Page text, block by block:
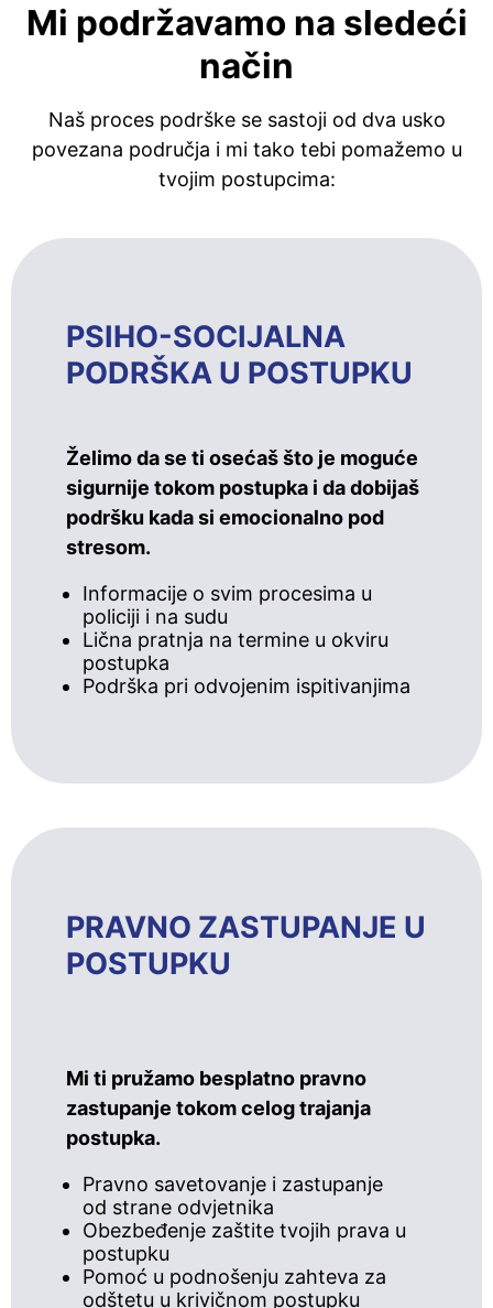
Mi podržavamo na sledeći
način
Naš proces podrške se sastoji od dva usko
povezana područja i mi tako tebi pomažemo u
tvojim postupcima:
PSIHO-SOCIJALNA
PODRŠKA U POSTUPKU
Želimo da se ti osećaš što je moguće
sigurnije tokom postupka i da dobijaš
podršku kada si emocionalno pod
stresom.
Informacije o svim procesima u
policiji i na sudu
Lična pratnja na termine u okviru
postupka
Podrška pri odvojenim ispitivanjima
PRAVNO ZASTUPANJE U
POSTUPKU
Mi ti pružamo besplatno pravno
zastupanje tokom celog trajanja
postupka.
Pravno savetovanje i zastupanje
od strane odvjetnika
Obezbeđenje zaštite tvojih prava u
postupku
Pomoć u podnošenju zahteva za
odštetu u krivičnom postupku